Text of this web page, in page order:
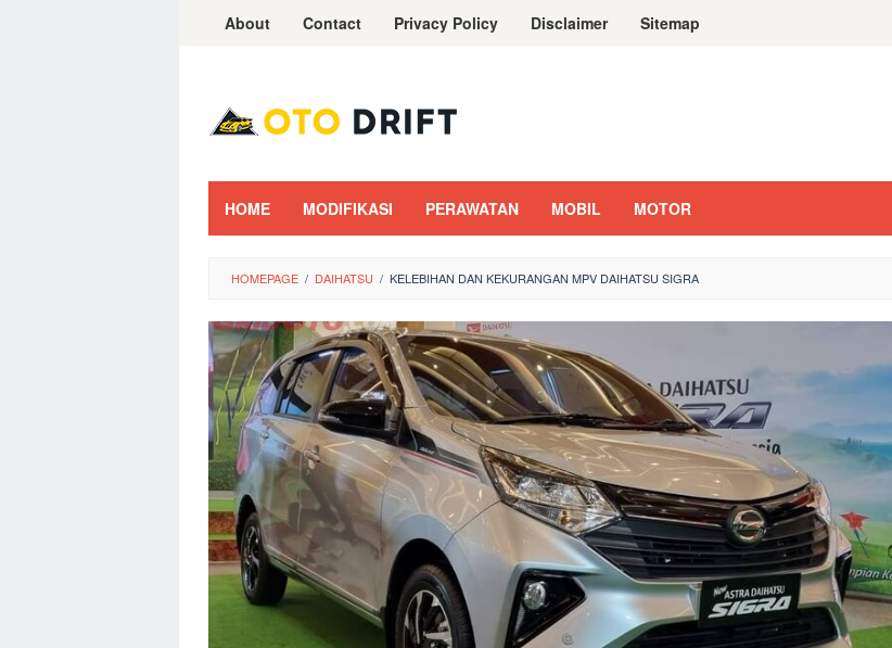
About Contact Privacy Policy Disclaimer Sitemap
HOME MODIFIKASI PERAWATAN MOBIL MOTOR
HOMEPAGE / DAIHATSU / KELEBIHAN DAN KEKURANGAN MPV DAIHATSU SIGRA